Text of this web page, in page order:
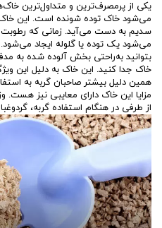
یکی از پرمصرف‌ترین و متداول‌ترین
می‌شود خاک توده شونده است. این
سدیم به دست می‌آید. زمانی که رطوبت
می‌شود یک توده یا گلوله ایجاد
بتوانید به‌راحتی بخش آلوده شده به
خاک جدا کنید. این خاک به دلیل این
همین دلیل بیشتر صاحبان گربه به
مزایا این خاک دارای معایبی نیز
از طرفی در هنگام استفاده گربه،